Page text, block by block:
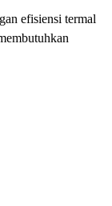
efisiensi termal